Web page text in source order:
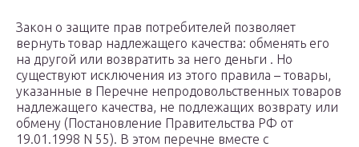
Закон о защите прав потребителей позволяет
вернуть товар надлежащего качества: обменять его
на другой или возвратить за него деньги . Но
существуют исключения из этого правила – товары,
указанные в Перечне непродовольственных товаров
надлежащего качества, не подлежащих возврату или
обмену (Постановление Правительства РФ от
19.01.1998 N 55). В этом перечне вместе с